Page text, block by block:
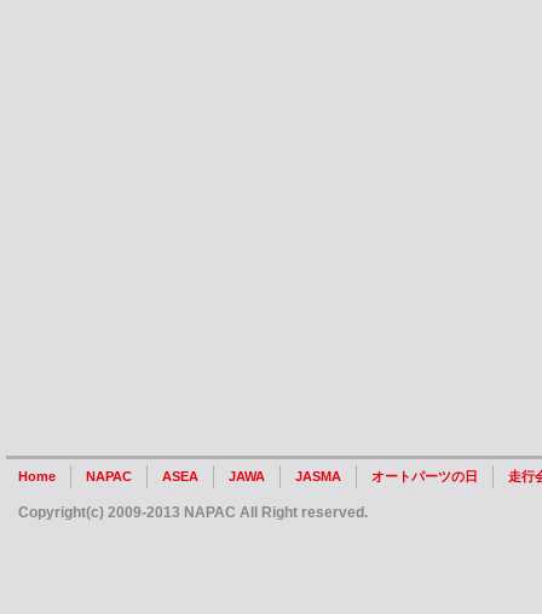
Home NAPAC ASEA JAWA JASMA オートパーツの日 走行
Copyright(c) 2009-2013 NAPAC All Right reserved.